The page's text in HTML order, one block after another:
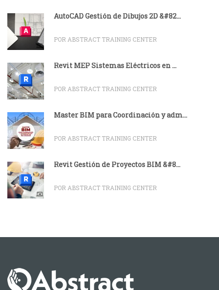
AutoCAD Gestión de Dibujos 2D &#82...
POR ABSTRACT TRAINING CENTER
Revit MEP Sistemas Eléctricos en ...
POR ABSTRACT TRAINING CENTER
Master BIM para Coordinación y adm...
POR ABSTRACT TRAINING CENTER
Revit Gestión de Proyectos BIM &#8...
POR ABSTRACT TRAINING CENTER